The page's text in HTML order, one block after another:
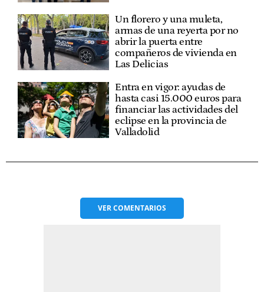
Un florero y una muleta,
armas de una reyerta por no
abrir la puerta entre
compañeros de vivienda en
Las Delicias
Entra en vigor: ayudas de
hasta casi 15.000 euros para
financiar las actividades del
eclipse en la provincia de
Valladolid
VERCOMENTARIOS